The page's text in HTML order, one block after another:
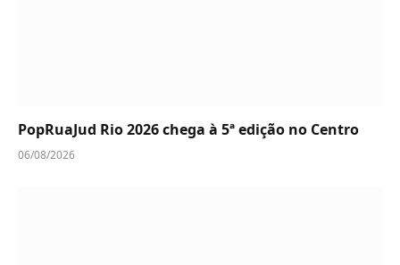
PopRuaJud Rio 2026 chega à 5ª edição no Centro
06/08/2026